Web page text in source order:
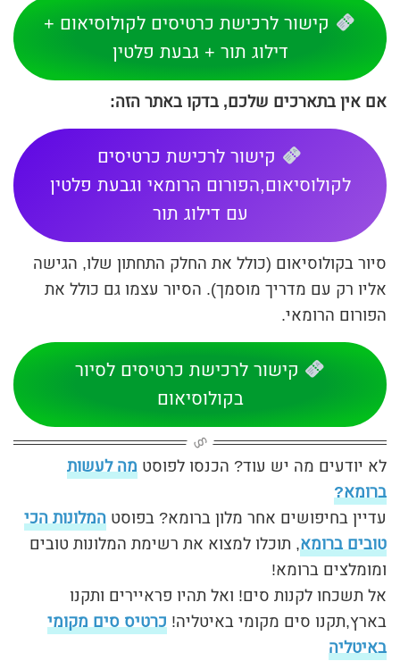
קישור לרכישת כרטיסים לקולוסיאום +
דילוג תור + גבעת פלטין
אם אין בתארכים שלכם, בדקו באתר הזה:
קישור לרכישת כרטיסים
לקולוסיאום,הפורום הרומאי וגבעת פלטין
עם דילוג תור
סיור בקולוסיאום (כולל את החלק התחתון שלו, הגישה
אליו רק עם מדריך מוסמך). הסיור עצמו גם כולל את
הפורום הרומאי.
קישור לרכישת כרטיסים לסיור
בקולוסיאום
לא יודעים מה יש עוד? הכנסו לפוסט מה לעשות
ברומא?
עדיין בחיפושים אחר מלון ברומא? בפוסט המלונות הכי
טובים ברומא, תוכלו למצוא את רשימת המלונות טובים
ומומלצים ברומא!
אל תשכחו לקנות סים! ואל תהיו פראיירים ותקנו
בארץ,תקנו סים מקומי באיטליה! כרטיס סים מקומי
באיטליה